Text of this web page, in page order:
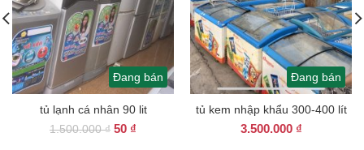
Đang bán
tủ lạnh cá nhân 90 lit
1.500.000₫ Giá
50 ₫
Đang bán
tủ kem nhập khẩu 300-400 lít
3.500.000 ₫